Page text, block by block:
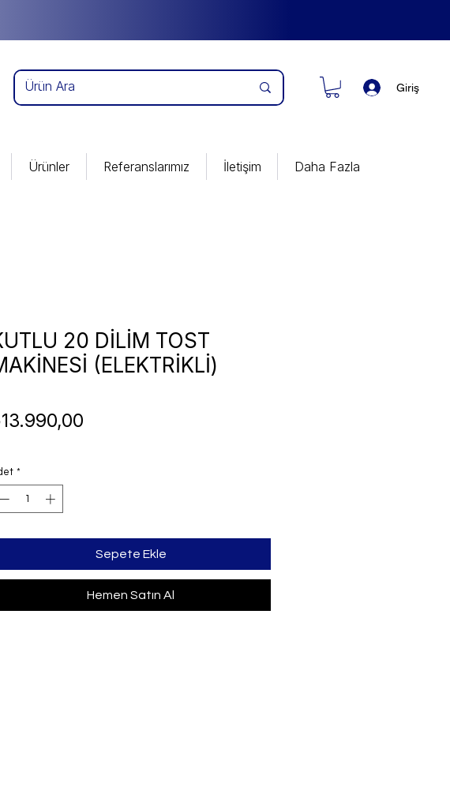
Giriş
Ürünler Referanslarımız İletişim Daha Fazla
20 DİLİM TOST
(ELEKTRİKLİ)
*
Sepete Ekle
Hemen Satın Al